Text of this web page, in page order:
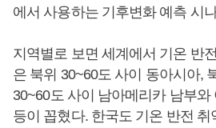
에서 사용하는 기후변화 예측 시
지역별로 보면 세계에서 기온 반
은 북위 30~60도 사이 동아시아,
30~60도 사이 남아메리카 남부와
등이 꼽혔다. 한국도 기온 반전 취